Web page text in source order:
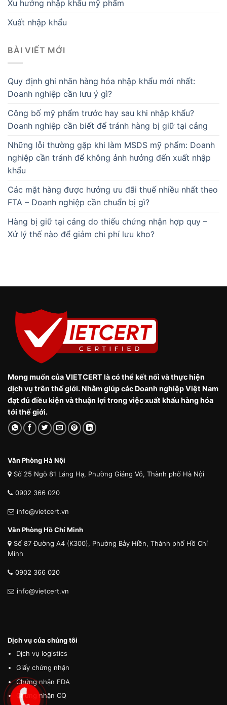
Xu hướng nhập khẩu mỹ phẩm
Xuất nhập khẩu
BÀI VIẾT MỚI
Quy định ghi nhãn hàng hóa nhập khẩu mới nhất:
Doanh nghiệp cần lưu ý gì?
Công bố mỹ phẩm trước hay sau khi nhập khẩu?
Doanh nghiệp cần biết để tránh hàng bị giữ tại cảng
Những lỗi thường gặp khi làm MSDS mỹ phẩm: Doanh
nghiệp cần tránh để không ảnh hưởng đến xuất nhập
khẩu
Các mặt hàng được hưởng ưu đãi thuế nhiều nhất theo
FTA – Doanh nghiệp cần chuẩn bị gì?
Hàng bị giữ tại cảng do thiếu chứng nhận hợp quy –
Xử lý thế nào để giảm chi phí lưu kho?
Mong muốn của VIETCERT là có thể kết nối và thực hiện
dịch vụ trên thế giới. Nhằm giúp các Doanh nghiệp Việt Nam
đạt đủ điều kiện và thuận lợi trong việc xuất khẩu hàng hóa
tới thế giới.
Văn Phòng Hà Nội
Số 25 Ngõ 81 Láng Hạ, Phường Giảng Võ, Thành phố Hà Nội
0902 366 020
info@vietcert.vn
Văn Phòng Hồ Chí Minh
Số 87 Đường A4 (K300), Phường Bảy Hiền, Thành phố Hồ Chí
Minh
0902 366 020
info@vietcert.vn
Dịch vụ của chúng tôi
Dịch vụ logistics
Giấy chứng nhận
Chứng nhận FDA
Chứng nhận CQ